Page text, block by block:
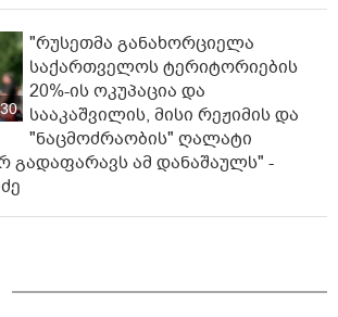
"რუსეთმა განახორციელა
საქართველოს ტერიტორიების
20%-ის ოკუპაცია და
სააკაშვილის, მისი რეჟიმის და
"ნაცმოძრაობის" ღალატი
გადაფარავს ამ დანაშაულს" -